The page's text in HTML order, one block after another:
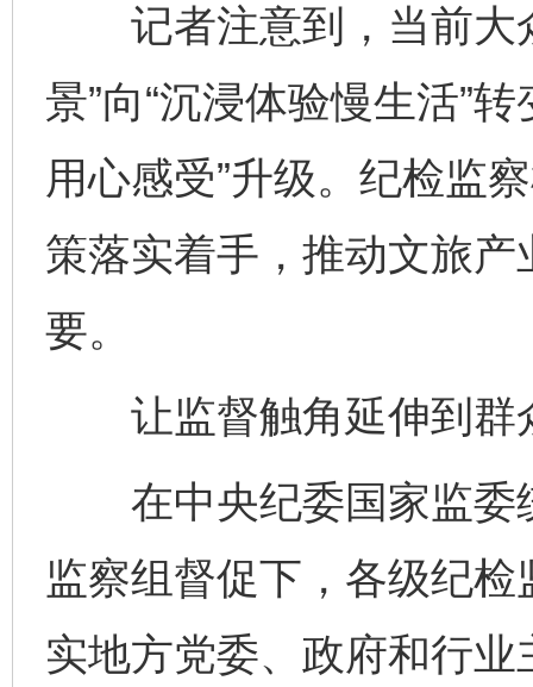
记者注意到，当前大
景”向“沉浸体验慢生活”
用心感受”升级。纪检监
策落实着手，推动文旅
要。
让监督触角延伸到
在中央纪委国家监委
监察组督促下，各级纪
实地方党委、政府和行